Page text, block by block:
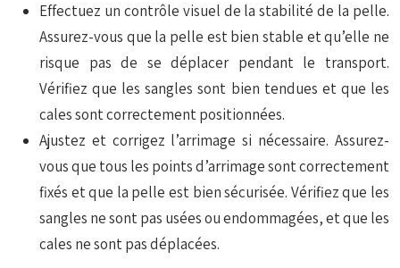
Effectuez un contrôle visuel de la stabilité de la pelle.
Assurez-vous que la pelle est bien stable et qu’elle ne
risque pas de se déplacer pendant le transport.
Vérifiez que les sangles sont bien tendues et que les
cales sont correctement positionnées.
Ajustez et corrigez l’arrimage si nécessaire. Assurez-
vous que tous les points d’arrimage sont correctement
fixés et que la pelle est bien sécurisée. Vérifiez que les
sangles ne sont pas usées ou endommagées, et que les
cales ne sont pas déplacées.